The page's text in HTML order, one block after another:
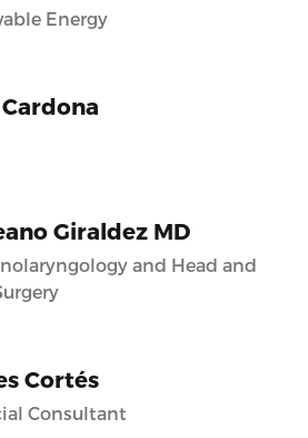
Energy
Giraldez MD
and Head and
Cortés
Consultant